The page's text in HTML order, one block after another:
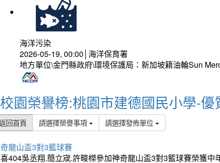
海洋污染
2026-05-19, 00:00│海洋保育署
地方單位\金門縣政府\環境保護局：新加坡籍油輪Sun
校園榮譽榜:桃園市建德國民小學-優
回首頁 請選擇榮譽事項 請選擇發佈單位
龍山盃3對3籃球賽
404吳丞翔.簡立宬.許畯榤參加神奇龍山盃3對3籃球賽榮獲中